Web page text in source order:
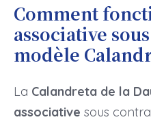
Comment
associative
modèle
La Calandreta de la
associative sous